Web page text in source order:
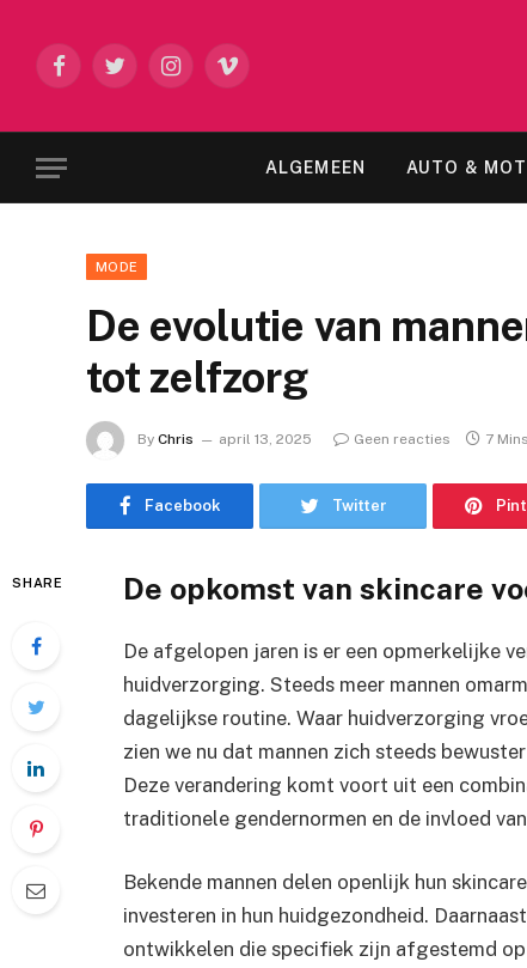
FacebookTwitterInstagram
Vimeo
ALGEMEEN AUTO &
MODE
De evolutie van
tot zelfzorg
By Chris april 13, 2025 Geen reacties 7
Facebook Twitter
SHARE De opkomst van skincare
De afgelopen jaren is er een opmerkelijke
huidverzorging. Steeds meer mannen
dagelijkse routine. Waar huidverzorging
zien we nu dat mannen zich steeds
Deze verandering komt voort uit een
traditionele gendernormen en de invloed
Bekende mannen delen openlijk hun
investeren in hun huidgezondheid.
ontwikkelen die specifiek zijn afgestemd